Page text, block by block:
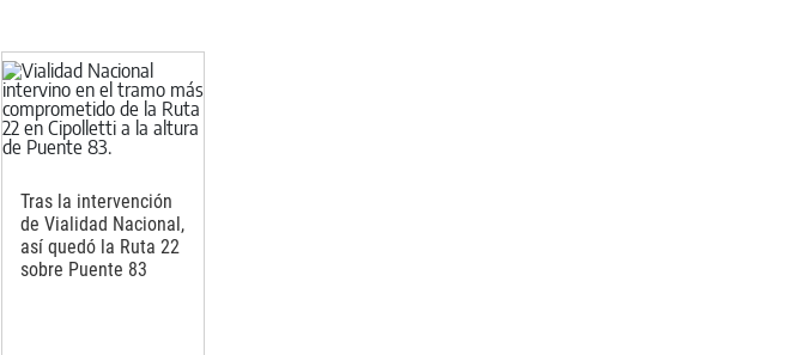
Tras la intervención
de Vialidad Nacional,
así quedó la Ruta 22
sobre Puente 83